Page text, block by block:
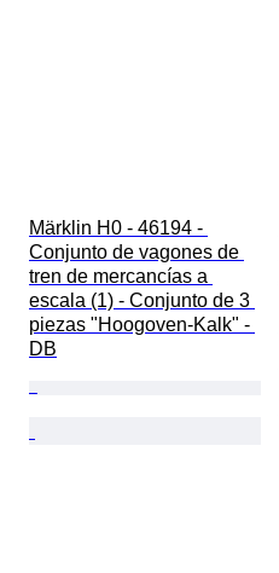
Märklin H0 - 46194 -
Conjunto de vagones de
tren de mercancías a
escala (1) - Conjunto de 3
piezas "Hoogoven-Kalk" -
DB